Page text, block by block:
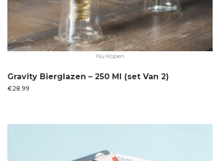
Nu Kopen
Gravity Bierglazen – 250 Ml (set Van 2)
€28.99